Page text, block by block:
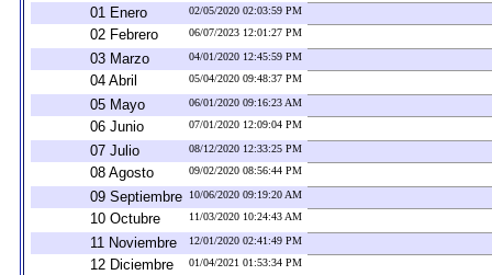
01 Enero 02/05/2020 02:03:59 PM
02 Febrero 06/07/2023 12:01:27 PM
03 Marzo 04/01/2020 12:45:59 PM
04 Abril 05/04/2020 09:48:37 PM
05 Mayo 06/01/2020 09:16:23 AM
06 Junio 07/01/2020 12:09:04 PM
07 Julio 08/12/2020 12:33:25 PM
08 Agosto 09/02/2020 08:56:44 PM
09 Septiembre 10/06/2020 09:19:20 AM
10 Octubre 11/03/2020 10:24:43 AM
11 Noviembre 12/01/2020 02:41:49 PM
12 Diciembre 01/04/2021 01:53:34 PM